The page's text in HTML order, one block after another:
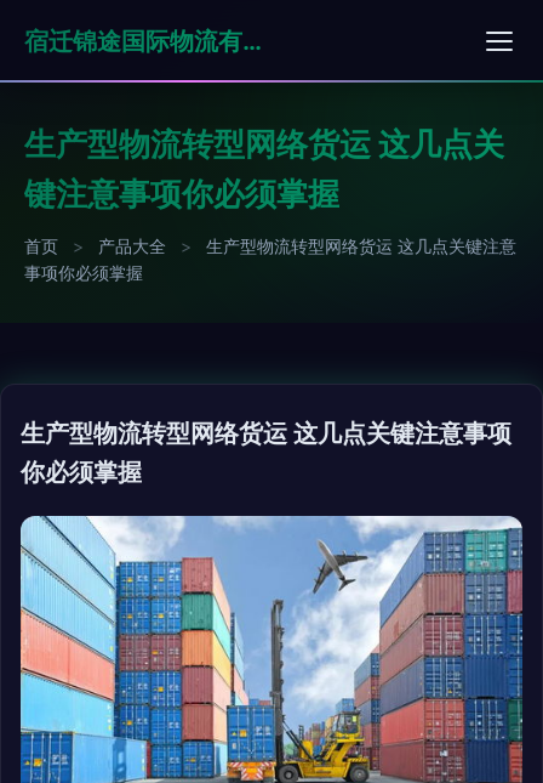
宿迁锦途国际物流有限公司
生产型物流转型网络货运 这几点关
键注意事项你必须掌握
首页 > 产品大全 >
生产型物流转型网络货运 这几点关键注意
事项你必须掌握
生产型物流转型网络货运 这几点关键注意事项
你必须掌握